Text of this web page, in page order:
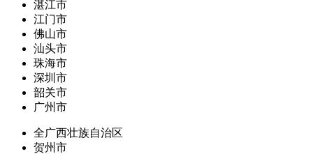
湛江市
江门市
佛山市
汕头市
珠海市
深圳市
韶关市
广州市
全广西壮族自治区
贺州市